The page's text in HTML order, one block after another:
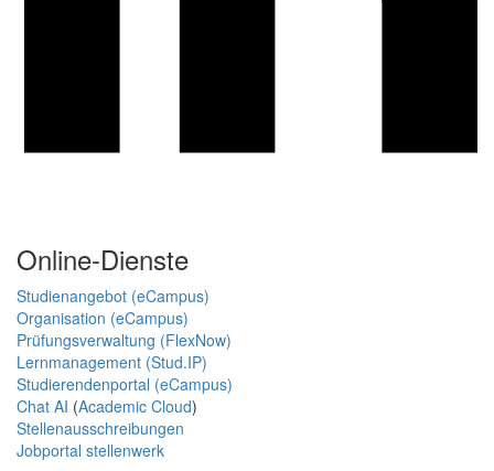
Online-Dienste
Studienangebot (eCampus)
Organisation (eCampus)
Prüfungsverwaltung (FlexNow)
Lernmanagement (Stud.IP)
Studierendenportal (eCampus)
Chat AI (Academic Cloud)
Stellenausschreibungen
Jobportal stellenwerk